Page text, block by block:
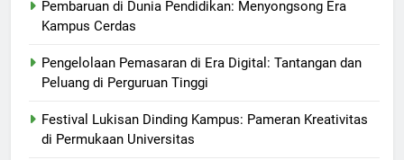
Pembaruan di Dunia Pendidikan: Menyongsong Era
Kampus Cerdas
Pengelolaan Pemasaran di Era Digital: Tantangan dan
Peluang di Perguruan Tinggi
Festival Lukisan Dinding Kampus: Pameran Kreativitas
di Permukaan Universitas